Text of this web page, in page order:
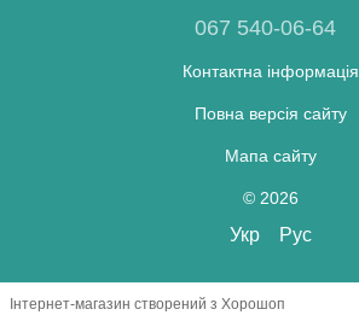
067 540-06-64
Контактна інформація
Повна версія сайту
Мапа сайту
© 2026
Укр Рус
Інтернет-магазин створений з Хорошоп